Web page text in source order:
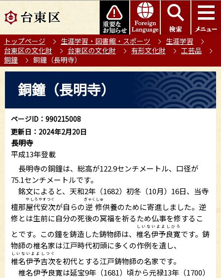
の
ー
ジ
の
このページの本文へ移動
トップページ 生涯学習・図書館・スポーツ
生涯学習
台東区の文化財
台東区の文化財 有形文化財
工芸品
銅鐘
銅鐘（長明寺）
か
銅鐘（長明寺）
ページID：990215008
更新日：2024年2月20日
長明寺
平成13年登載
長明寺の銅鐘は、総高が122.9センチメートル、口径が
75.1センチメートルです。
銘文によると、天和2年（1682）初冬（10月）16日、当寺
檀那屋代安次
やしろやすつぐ
が自らの逆修
ぎゃくしゅ
供養のために寄進しました。逆
修とは生前に自分の死後の冥福を祈るため仏事を修するこ
とです。この鐘を鋳造した鋳物師は、 椎名伊予良寛
しいないよよしひろ
です。鋳
物師の椎名家は江戸時代初頭に多くの作例を遺し、
椎名伊予吉次
しいないよよしつぐ
を初代とする江戸鋳物師の名家です。
椎名伊予良寛は延宝9年（1681）頃から元禄13年（1700）